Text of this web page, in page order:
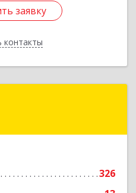
заявку
контакты
заявку
326
Подробнее